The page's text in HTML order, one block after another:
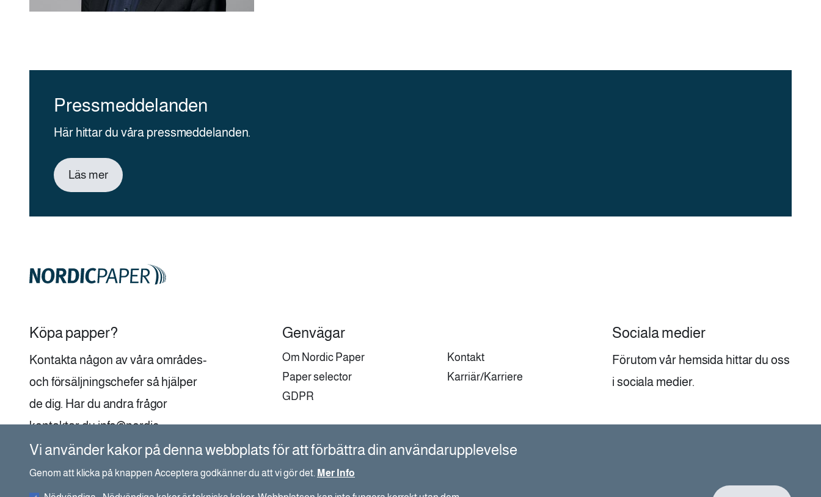
Pressmeddelanden
Här hittar du våra pressmeddelanden.
Läs mer
Köpa papper?
Kontakta någon av våraområdes-
och försäljningscheferså hjälper
de dig. Har du andra frågor
kontaktar duinfo@nordic-
paper.com.
Genvägar
Om Nordic Paper
Kontakt
Paper selector
Karriär/Karriere
GDPR
Sociala medier
Förutom vår hemsida hittar du oss
i sociala medier.
Vi använder kakor på denna webbplats för att förbättra din användarupplevelse
Genom att klicka på knappen Acceptera godkänner du att vi gör det. Mer Info